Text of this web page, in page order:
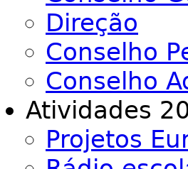
Direção
Conselho
Conselho
Atividades
Projetos